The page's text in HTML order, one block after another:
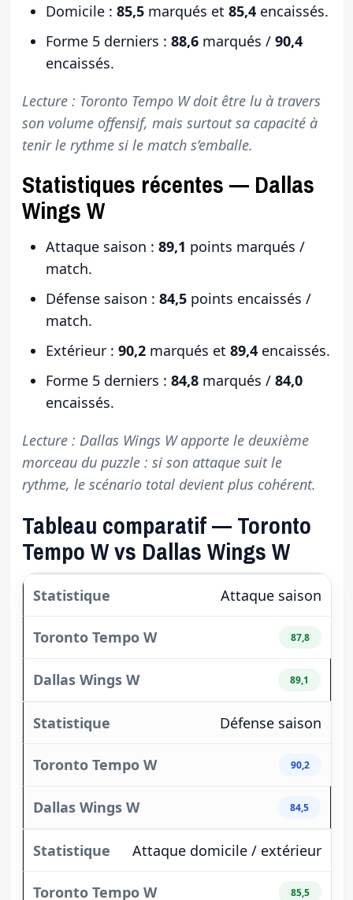
Domicile : 85,5marqués et 85,4encaissés.
Forme 5 derniers : 88,6marqués / 90,4
encaissés.
Lecture : Toronto Tempo W doit être lu à travers
son volume offensif, mais surtout sa capacité à
tenir le rythme si le match s’emballe.
Statistiques récentes — Dallas
Wings W
Attaque saison : 89,1 points marqués /
match.
Défense saison : 84,5points encaissés /
match.
Extérieur : 90,2marqués et 89,4encaissés.
Forme 5 derniers : 84,8marqués / 84,0
encaissés.
Lecture : Dallas Wings W apporte le deuxième
morceau du puzzle : si son attaque suit le
rythme, le scénario total devient plus cohérent.
Tableau comparatif — Toronto
Tempo W vs Dallas Wings W
Attaque saison
87,8
89,1
Défense saison
90,2
84,5
Attaque domicile / extérieur
85,5